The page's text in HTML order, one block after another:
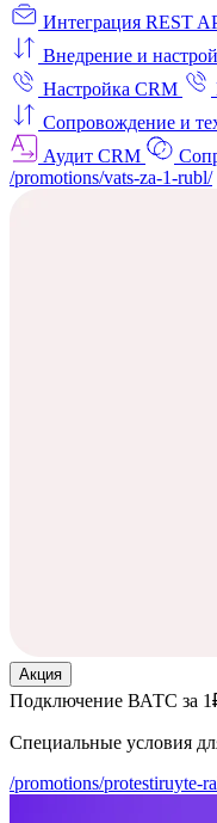
Интеграция REST
Внедрение и
Настройка CRM
Сопровождение и
Аудит CRM
/promotions/vats-za-1-rubl/
Акция
Подключение ВАТС за
Специальные условия
/promotions/protestiruyte-